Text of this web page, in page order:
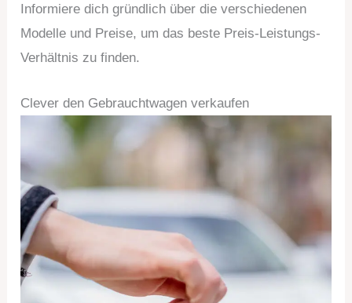
Informiere dich gründlich über die verschiedenen
Modelle und Preise, um das beste Preis-Leistungs-
Verhältnis zu finden.
Clever den Gebrauchtwagen verkaufen